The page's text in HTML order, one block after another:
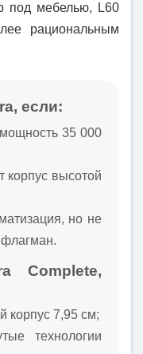
под мебелью, L60
рациональным
если:
35 000
корпус высотой
но не
Complete,
корпус 7,95 см;
технологии